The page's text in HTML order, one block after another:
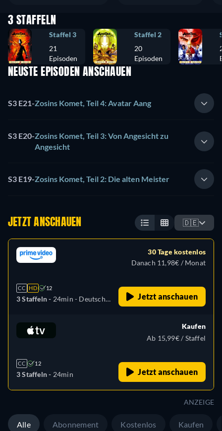
3 STAFFELN
Staffel 3
21
Episoden
Staffel 2
20
Episoden
NEUSTE EPISODEN ANSCHAUEN
S3 E21-Zosins Komet, Teil 4: Avatar Aang
S3 E20-Zosins Komet, Teil 3: Von Angesicht zu
Angesicht
S3 E19-Zosins Komet, Teil 2: Die alten Meister
JETZT ANSCHAUEN 🇩🇪
CC HD 12
3 Staffeln - 24min - Deutsch,
30 Tage kostenlos
Danach 11,98€ / Monat
Jetzt anschauen
CC 12
3 Staffeln - 24min
Kaufen
Ab 15,99€ / Staffel
Jetzt anschauen
ANZEIGE
Alle Abonnement Kostenlos Kaufen